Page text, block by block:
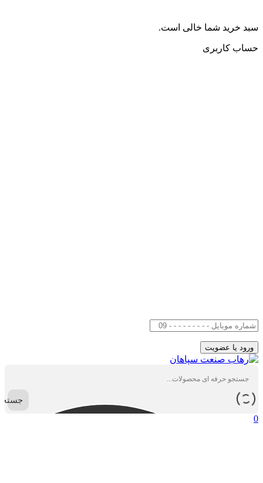
سبد خرید شما خالی است.
حساب کاربری
0